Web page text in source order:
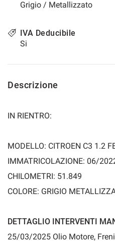
Grigio / Metallizzato
IVA Deducibile
Si
Descrizione
IN RIENTRO:
MODELLO: CITROEN C3 1.2
IMMATRICOLAZIONE: 06/
CHILOMETRI: 51.849
COLORE: GRIGIO
DETTAGLIO INTERVENTI
25/03/2025 Olio Motore,
tracciamento
rimanda
alla
cookie
Puoi
e
tue
qualsiasi
momento.
Cookie necessari